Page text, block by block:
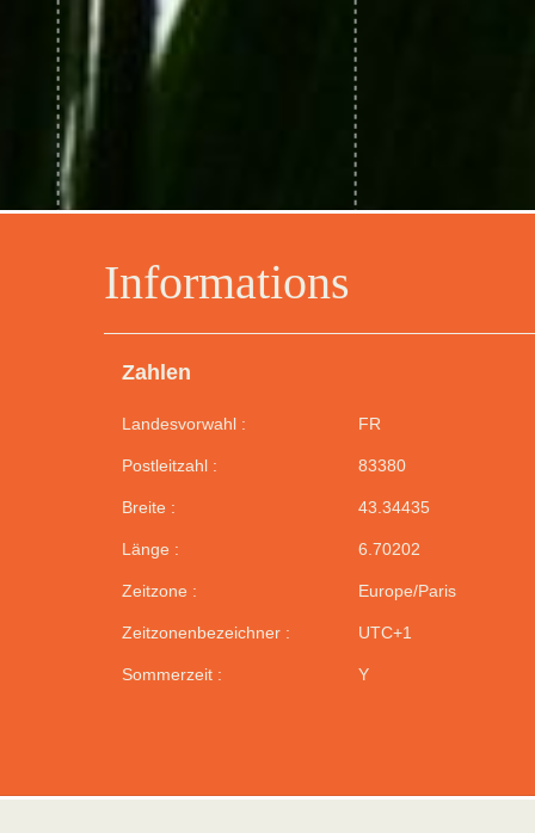
Informations
Zahlen
Landesvorwahl : FR
Postleitzahl : 83380
Breite : 43.34435
Länge : 6.70202
Zeitzone : Europe/Paris
Zeitzonenbezeichner : UTC+1
Sommerzeit : Y